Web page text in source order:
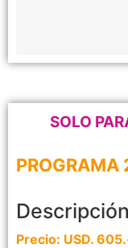
SOLO
PROGRAMA
Descripción
Precio: USD.